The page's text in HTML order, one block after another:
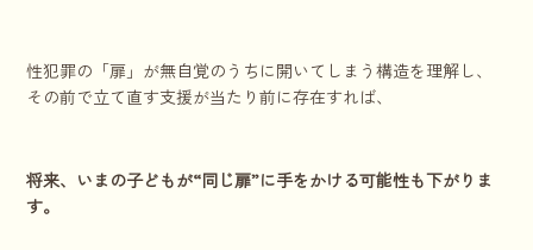
性犯罪の「扉」が無自覚のうちに開いてしまう構造を理解し、
その前で立て直す支援が当たり前に存在すれば、
将来、いまの子どもが“同じ扉”に手をかける可能性も下がりま
す。